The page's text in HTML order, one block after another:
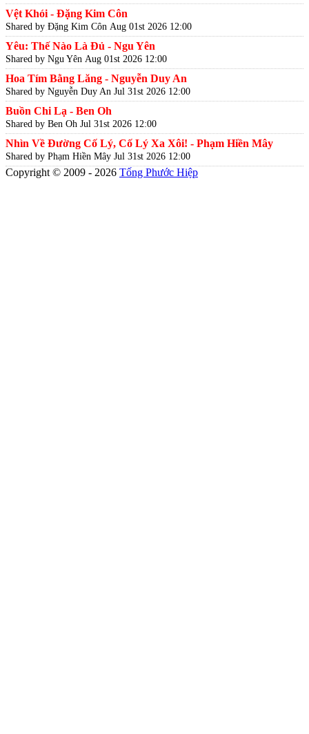
Vệt Khói - Đặng Kim Côn
Shared by Đặng Kim Côn Aug 01st 2026 12:00
Yêu: Thế Nào Là Đủ - Ngu Yên
Shared by Ngu Yên Aug 01st 2026 12:00
Hoa Tím Bằng Lăng - Nguyễn Duy An
Shared by Nguyễn Duy An Jul 31st 2026 12:00
Buồn Chi Lạ - Ben Oh
Shared by Ben Oh Jul 31st 2026 12:00
Nhìn Về Đường Cố Lý, Cố Lý Xa Xôi! - Phạm Hiền Mây
Shared by Phạm Hiền Mây Jul 31st 2026 12:00
Copyright © 2009 - 2026 Tống Phước Hiệp